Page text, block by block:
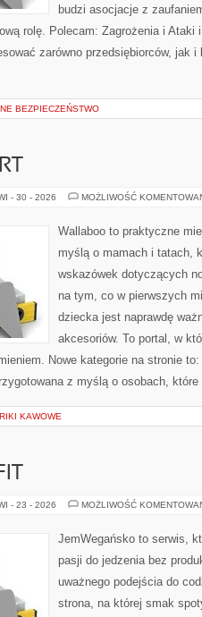
budzi asocjacje z
rolę. Polecam: Zagrożenia i Ataki
zarówno przedsiębiorców, jak
BEZPIECZEŃSTWO
- 30 - 2026 MOŻLIWOŚĆ
Wallaboo to praktyczne
myślą o mamach i tatach,
wskazówek dotyczących
na tym, co w pierwszych
dziecka jest naprawdę
akcesoriów. To portal, w
Nowe kategorie na stronie
z myślą o osobach,
KAWOWE
- 23 - 2026 MOŻLIWOŚĆ
JemWegańsko to serwis,
pasji do jedzenia bez
uważnego podejścia do
strona, na której smak